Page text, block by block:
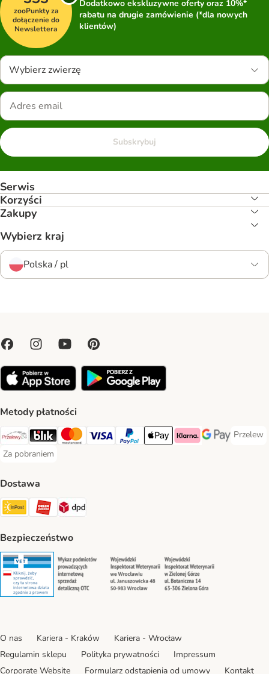
zooPunkty za
dołączenie do
Newslettera
Dodatkowo ekskluzywne oferty oraz 10%*
rabatu na drugie zamówienie (*dla nowych
klientów)
Wybierz zwierzę
Subskrybuj
Serwis
Korzyści
Zakupy
Wybierz kraj
Polska / pl
Metody płatności
Przelewy24 Payment Method
Blik Payment Method
MasterCard Payment Method
Visa Payment Method
PayPal Payment Method
Apple Pay Payment Method
Klarna Payment Method
Google Pay
Przelew
Przelew
Za pobraniem
Za pobraniem Payment Method
Dostawa
Paczkomat® Shipping Method
ORLEN Paczka Shipping Method
DPD Shipping Method
Bezpieczeństwo
Security Security Security
O nas Kariera - Kraków
Kariera - Wrocław
Regulamin sklepu
Polityka prywatności
Impressum
Corporate Website
Formularz odstąpienia od umowy Kontakt